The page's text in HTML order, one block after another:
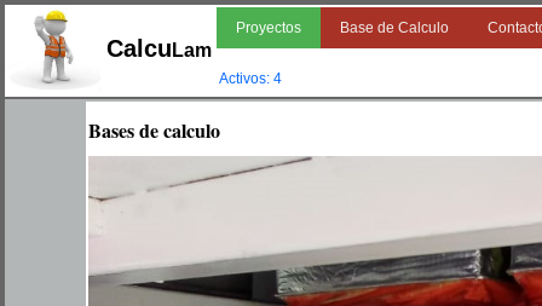
Calcu Lam
Proyectos Base de Calculo
Activos: 4
Bases de calculo